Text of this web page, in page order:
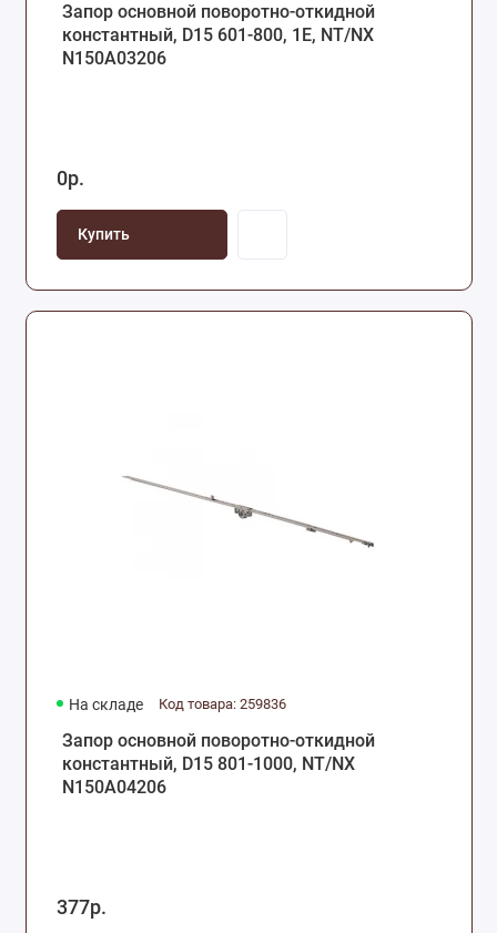
Запор основной поворотно-откидной
константный, D15 601-800, 1E, NT/NX
N150A03206
0р.
Купить
На складе Код товара: 259836
Запор основной поворотно-откидной
константный, D15 801-1000, NT/NX
N150A04206
377р.